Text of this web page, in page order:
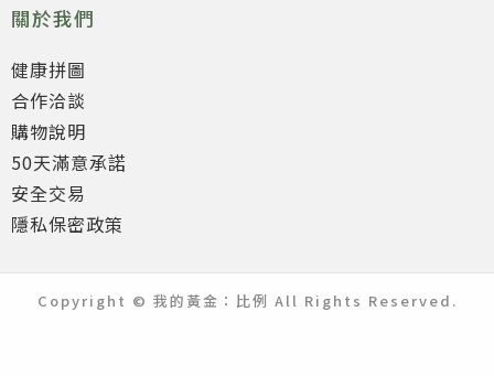
關於我們
健康拼圖
合作洽談
購物說明
50天滿意承諾
安全交易
隱私保密政策
Copyright © 我的黃金：比例 All Rights Reserved.